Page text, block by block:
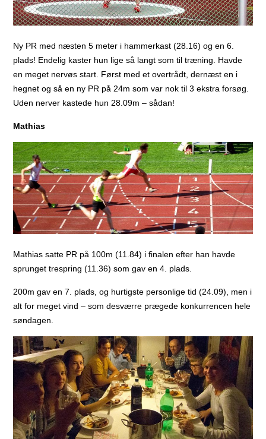
Ny PR med næsten 5 meter i hammerkast (28.16) og en 6.
plads! Endelig kaster hun lige så langt som til træning. Havde
en meget nervøs start. Først med et overtrådt, dernæst en i
hegnet og så en ny PR på 24m som var nok til 3 ekstra forsøg.
Uden nerver kastede hun 28.09m – sådan!
Mathias
Mathias satte PR på 100m (11.84) i finalen efter han havde
sprunget trespring (11.36) som gav en 4. plads.
200m gav en 7. plads, og hurtigste personlige tid (24.09), men i
alt for meget vind – som desværre prægede konkurrencen hele
søndagen.